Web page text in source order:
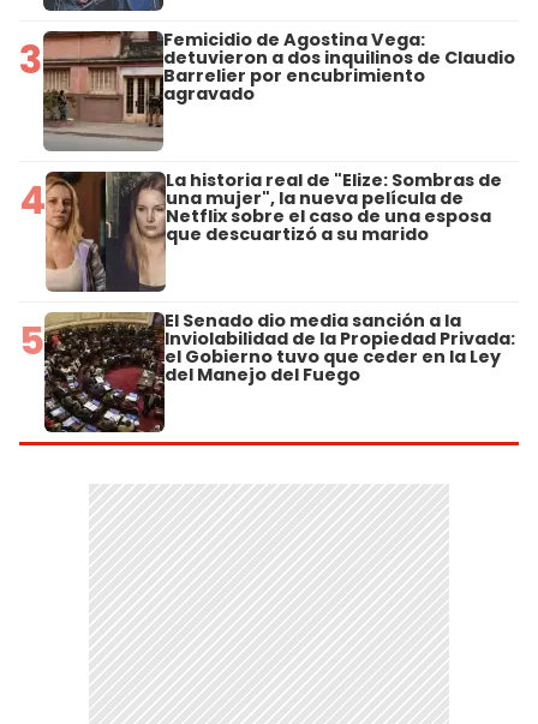
3 Femicidio de Agostina Vega:
detuvieron a dos inquilinos de Claudio
Barrelier por encubrimiento
agravado
4 La historia real de "Elize: Sombras de
una mujer", la nueva película de
Netflix sobre el caso de una esposa
que descuartizó a su marido
5 El Senado dio media sanción a la
Inviolabilidad de la Propiedad Privada:
el Gobierno tuvo que ceder en la Ley
del Manejo del Fuego